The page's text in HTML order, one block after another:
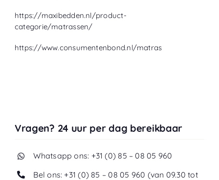
https://maxibedden.nl/product-
categorie/matrassen/
https://www.consumentenbond.nl/matras
Vragen? 24 uur per dag bereikbaar
Whatsapp ons: +31 (0) 85 – 08 05 960
Bel ons: +31 (0) 85 – 08 05 960 (van 09.30 tot